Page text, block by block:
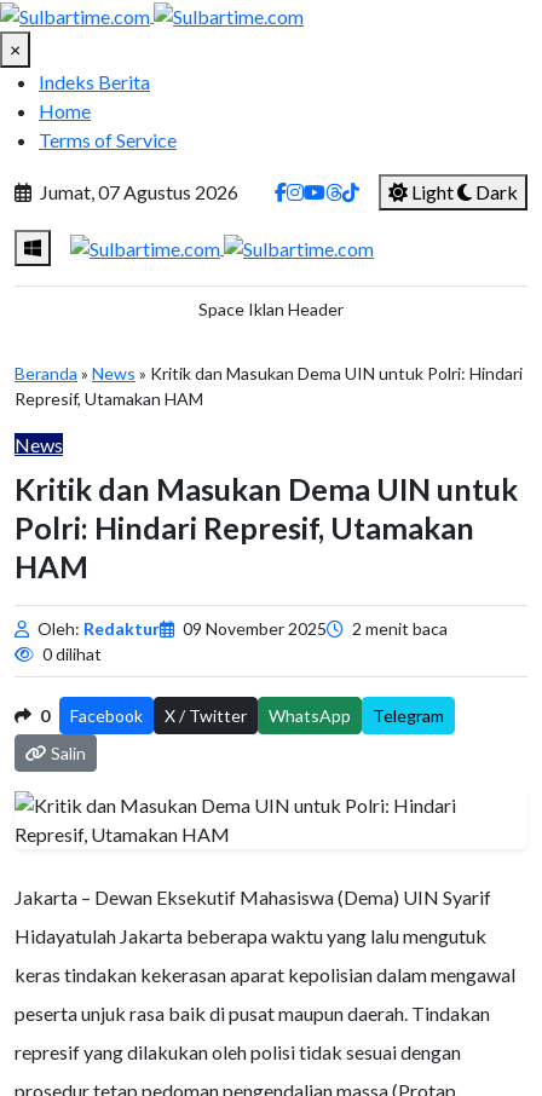
×
Indeks Berita
Home
Terms of Service
Jumat, 07 Agustus 2026 Light Dark
Space Iklan Header
Beranda » News » Kritik dan Masukan Dema UIN untuk Polri: Hindari
Represif, Utamakan HAM
News
Kritik dan Masukan Dema UIN untuk
Polri: Hindari Represif, Utamakan
HAM
Oleh: Redaktur 09 November 2025
2 menit baca
0 dilihat
0 Facebook X / Twitter WhatsApp
Telegram
Salin
Jakarta – Dewan Eksekutif Mahasiswa (Dema) UIN Syarif
Hidayatulah Jakarta beberapa waktu yang lalu mengutuk
keras tindakan kekerasan aparat kepolisian dalam mengawal
peserta unjuk rasa baik di pusat maupun daerah. Tindakan
represif yang dilakukan oleh polisi tidak sesuai dengan
prosedur tetap pedoman pengendalian massa (Protap